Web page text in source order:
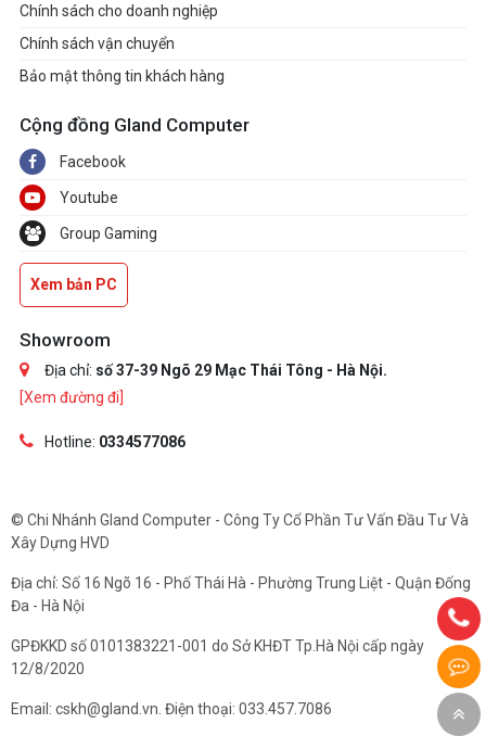
Chính sách cho doanh nghiệp
Chính sách vận chuyển
Bảo mật thông tin khách hàng
Cộng đồng Gland Computer
Facebook
Youtube
Group Gaming
Xem bản PC
Showroom
Địa chỉ: số 37-39 Ngõ 29 Mạc Thái Tông - Hà Nội.
[Xem đường đi]
Hotline: 0334577086
© Chi Nhánh Gland Computer - Công Ty Cổ Phần Tư Vấn Đầu Tư Và
Xây Dựng HVD
Địa chỉ: Số 16 Ngõ 16 - Phố Thái Hà - Phường Trung Liệt - Quận Đống
Đa - Hà Nội
GPĐKKD số 0101383221-001 do Sở KHĐT Tp.Hà Nội cấp ngày
12/8/2020
Email: cskh@gland.vn. Điện thoại: 033.457.7086